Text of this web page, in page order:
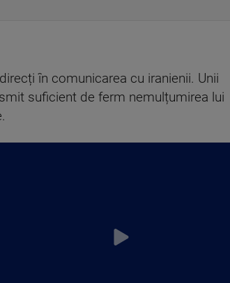
în comunicarea cu iranienii. Unii
suficient de ferm nemulțumirea lui